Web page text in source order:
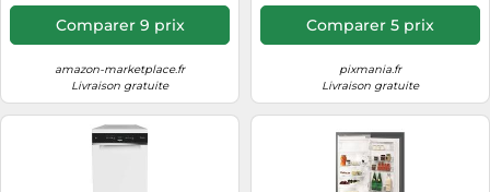
Comparer 9 prix
amazon-marketplace.fr
Livraison gratuite
Comparer 5 prix
pixmania.fr
Livraison gratuite